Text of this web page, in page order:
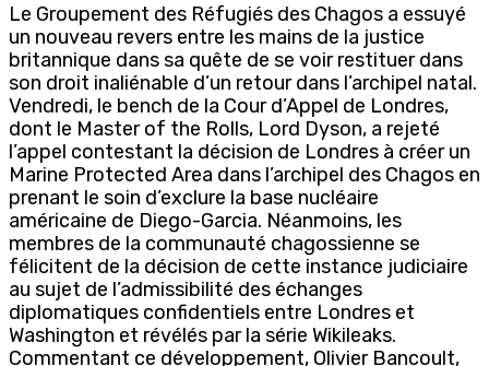
Le Groupement des Réfugiés des Chagos a essuyé
un nouveau revers entre les mains de la justice
britannique dans sa quête de se voir restituer dans
son droit inaliénable d’un retour dans l’archipel natal.
Vendredi, le bench de la Cour d’Appel de Londres,
dont le Master of the Rolls, Lord Dyson, a rejeté
l’appel contestant la décision de Londres à créer un
Marine Protected Area dans l’archipel des Chagos en
prenant le soin d’exclure la base nucléaire
américaine de Diego-Garcia. Néanmoins, les
membres de la communauté chagossienne se
félicitent de la décision de cette instance judiciaire
au sujet de l’admissibilité des échanges
diplomatiques confidentiels entre Londres et
Washington et révélés par la série Wikileaks.
Commentant ce développement, Olivier Bancoult,